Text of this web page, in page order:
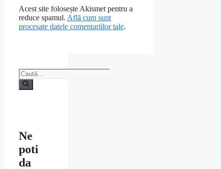
Acest site folosește Akismet pentru a
reduce spamul. Află cum sunt
procesate datele comentariilor tale.
Caută
după:
Ne
poti
da